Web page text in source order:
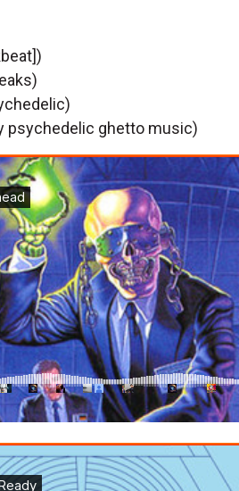
psychedelic ghetto music)